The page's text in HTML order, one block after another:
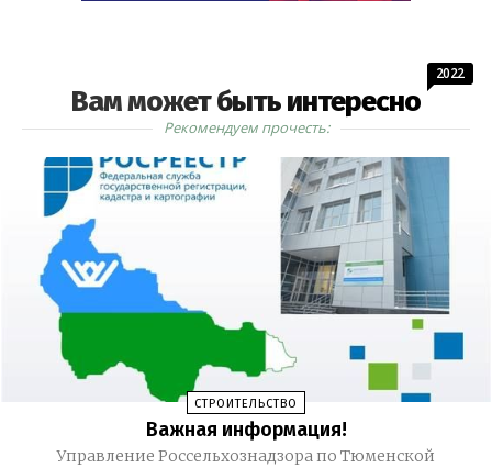
Вам может быть интересно
2022
Рекомендуем прочесть:
СТРОИТЕЛЬСТВО
Важная информация!
Управление Россельхознадзора по Тюменской